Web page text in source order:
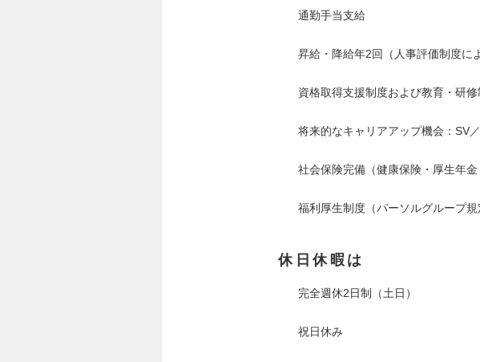
通勤手当支給
昇給・降給年2回（人事評価制度に
資格取得支援制度および教育・研
将来的なキャリアアップ機会：SV
社会保険完備（健康保険・厚生年金
福利厚生制度（パーソルグループ
休日休暇は
完全週休2日制（土日）
祝日休み